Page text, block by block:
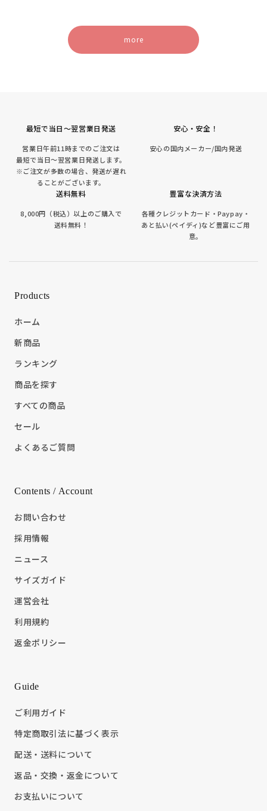
more
最短で当日～翌営業日発送
営業日午前11時までのご注文は
最短で当日～翌営業日発送します。
※ご注文が多数の場合、発送が遅れ
ることがございます。
安心・安全！
安心の国内メーカー/国内発送
送料無料
8,000円（税込）以上のご購入で
送料無料！
豊富な決済方法
各種クレジットカード・Paypay・
あと払い(ペイディ)など豊富にご用
意。
Products
ホーム
新商品
ランキング
商品を探す
すべての商品
セール
よくあるご質問
Contents / Account
お問い合わせ
採用情報
ニュース
サイズガイド
運営会社
利用規約
返金ポリシー
Guide
ご利用ガイド
特定商取引法に基づく表示
配送・送料について
返品・交換・返金について
お支払いについて